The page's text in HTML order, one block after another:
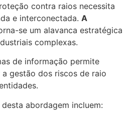
contra raios necessita
e interconectada. A
se um alavanca estratégica
complexas.
de informação permite
gestão dos riscos de raio
abordagem incluem: